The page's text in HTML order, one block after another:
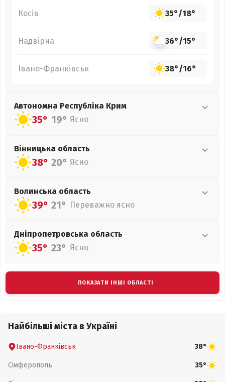
Косів 35°/18°
Надвірна 36°/15°
Івано-Франківськ 38°/16°
Автономна Республіка Крим
35° 19° Ясно
Вінницька область
38° 20° Ясно
Волинська область
39° 21° Переважно ясно
Дніпропетровська область
35° 23° Ясно
ПОКАЗАТИ ІНШІ ОБЛАСТІ
Найбільші міста в Україні
Івано-Франківськ 38°
Сімферополь 35°